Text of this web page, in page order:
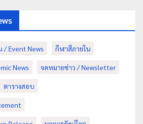
/ Event News กีฬาสีภายใน
News จดหมายข่าว / Newsletter
ตารางสอบ